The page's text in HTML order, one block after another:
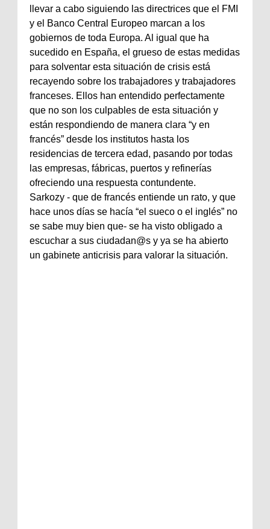
llevar a cabo siguiendo las directrices que el FMI
y el Banco Central Europeo marcan a los
gobiernos de toda Europa. Al igual que ha
sucedido en España, el grueso de estas medidas
para solventar esta situación de crisis está
recayendo sobre los trabajadores y trabajadores
franceses. Ellos han entendido perfectamente
que no son los culpables de esta situación y
están respondiendo de manera clara “y en
francés” desde los institutos hasta los
residencias de tercera edad, pasando por todas
las empresas, fábricas, puertos y refinerías
ofreciendo una respuesta contundente.
Sarkozy - que de francés entiende un rato, y que
hace unos días se hacía “el sueco o el inglés” no
se sabe muy bien que- se ha visto obligado a
escuchar a sus ciudadan@s y ya se ha abierto
un gabinete anticrisis para valorar la situación.